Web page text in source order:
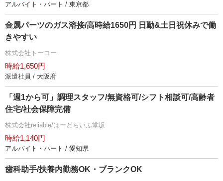
アルバイト・パート / 東京都
金属パーツのガス溶接/高時給1650円 日勤&土日祝休みで働
きやすい
株式会社トーコー
時給1,650円
派遣社員 / 大阪府
「週1から可」調理スタッフ/無資格可/シフト相談可/高齢者
住宅/社会保障完備
株式会社reliable/はーとらいふ堂坂
時給1,140円
アルバイト・パート / 愛知県
歯科助手/扶養内勤務OK・ブランクOK